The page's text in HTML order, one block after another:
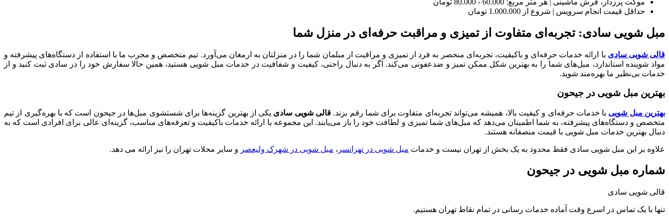
موکت پرزدار، فرش ماشینی | هر متر مربع: 60.000 - 80.000 تومان
حداقل قیمت انجام سرویس | شروع از 1.000.000 تومان
مبل شویی سادی: تجربه‌ای متفاوت از تمیزی و مراقبت حرفه‌ای در منزل شما
قالی شویی سادی با ارائه خدمات حرفه‌ای و باکیفیت، تجربه‌ای منحصر به فرد از تمیزی و مراقبت از مبلمان شما را در منزلتان به ارمغان می‌آورد. تیم متخصص و مجرب ما با استفاده از دستگاه‌های پیشرفته و
مواد شوینده استاندارد، مبل‌های شما را به بهترین شکل ممکن تمیز و ضدعفونی می‌کند. اگر به دنبال راحتی، کیفیت و شفافیت در خدمات مبل شویی هستید، همین حالا سفارش خود را در سادی ثبت کنید و از
خدمات بی‌نظیر ما بهره‌مند شوید.
بهترین مبل شویی در جیحون
بهترین مبل شویی با خدمات حرفه‌ای و کیفیت بالا، همیشه می‌تواند تجربه‌ای متفاوت برای شما رقم بزند. قالی شویی سادی یکی از بهترین گزینه‌ها برای شستشوی مبل‌ها در جیحون است که با بهره‌گیری از تیم
متخصص و دستگاه‌های پیشرفته، به شما اطمینان می‌دهد که مبل‌های شما تمیزی و لطافت خود را باز می‌یابند. این مجموعه با ارائه خدمات باکیفیت و تعرفه‌های مناسب، گزینه‌ای عالی برای افرادی است که به
دنبال بهترین خدمات مبل شویی با قیمت منصفانه هستند.
علاوه بر این مبل شویی سادی فقط محدود به یک بخش از تهران نیست و خدمات مبل شویی در تهرانسر ، مبل شویی در شهرک ولیعصر و سایر محلات تهران را نیز ارائه می دهد.
شماره مبل شویی در جیحون
قالی شویی سادی
تنها با یک تماس در اسرع وقت آماده خدمات رسانی در تمام نقاط تهران هستیم.